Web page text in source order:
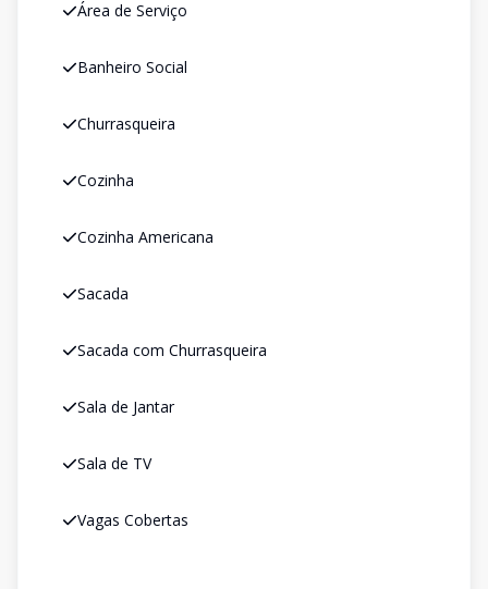
Área de Serviço
Banheiro Social
Churrasqueira
Cozinha
Cozinha Americana
Sacada
Sacada com Churrasqueira
Sala de Jantar
Sala de TV
Vagas Cobertas